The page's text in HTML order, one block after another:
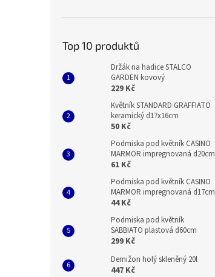
Top 10 produktů
Držák na hadice STALCO
GARDEN kovový
229 Kč
Květník STANDARD GRAFFIATO
keramický d17x16cm
50 Kč
Podmiska pod květník CASINO
MARMOR impregnovaná d20cm
61 Kč
Podmiska pod květník CASINO
MARMOR impregnovaná d17cm
44 Kč
Podmiska pod květník
SABBIATO plastová d60cm
299 Kč
Demižon holý skleněný 20l
447 Kč